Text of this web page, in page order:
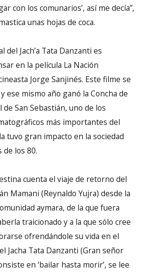
con los comunarios’, así me decía”,
unas hojas de coca.
del Jach’a Tata Danzanti es
en la película La Nación
Jorge Sanjinés. Este filme se
ese mismo año ganó la Concha de
San Sebastián, uno de los
más importantes del
tuvo gran impacto en la sociedad
de los 80.
cuenta el viaje de retorno del
Mamani (Reynaldo Yujra) desde la
aymara, de la que fuera
traicionado y a la que sólo cree
ofrendándole su vida en el
Jacha Tata Danzanti (Gran señor
en ‘bailar hasta morir’, se lee